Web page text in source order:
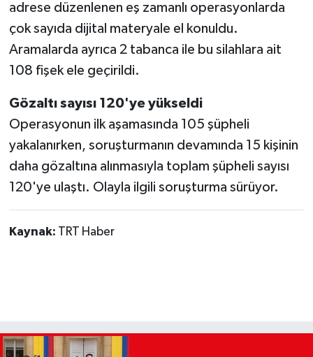
adrese düzenlenen eş zamanlı operasyonlarda
çok sayıda dijital materyale el konuldu.
Aramalarda ayrıca 2 tabanca ile bu silahlara ait
108 fişek ele geçirildi.
Gözaltı sayısı 120'ye yükseldi
Operasyonun ilk aşamasında 105 şüpheli
yakalanırken, soruşturmanın devamında 15 kişinin
daha gözaltına alınmasıyla toplam şüpheli sayısı
120'ye ulaştı. Olayla ilgili soruşturma sürüyor.
Kaynak: TRT Haber